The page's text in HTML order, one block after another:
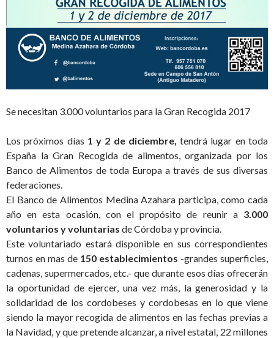
Se necesitan 3.000 voluntarios para la Gran Recogida 2017
Los próximos días 1 y 2 de diciembre, tendrá lugar en toda
España la Gran Recogida de alimentos, organizada por los
Banco de Alimentos de toda Europa a través de sus diversas
federaciones.
El Banco de Alimentos Medina Azahara participa, como cada
año en esta ocasión, con el propósito de reunir a 3.000
voluntarios y voluntarias de Córdoba y provincia.
Este voluntariado estará disponible en sus correspondientes
turnos en mas de 150 establecimientos -grandes superficies,
cadenas, supermercados, etc.- que durante esos días ofrecerán
la oportunidad de ejercer, una vez más, la generosidad y la
solidaridad de los cordobeses y cordobesas en lo que viene
siendo la mayor recogida de alimentos en las fechas previas a
la Navidad, y que pretende alcanzar, a nivel estatal, 22 millones